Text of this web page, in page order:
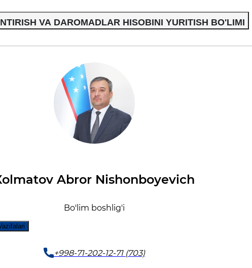
VA DAROMADLAR HISOBINI YURITISH BO'LIMI
Abror Nishonboyevich
Bo'lim boshlig'i
+998-71-202-12-71 (703)